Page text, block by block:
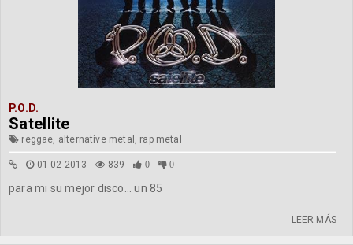
P.O.D.
Satellite
reggae, alternative metal, rap metal
01-02-2013 839 0 0
para mi su mejor disco... un 85
LEER MÁS